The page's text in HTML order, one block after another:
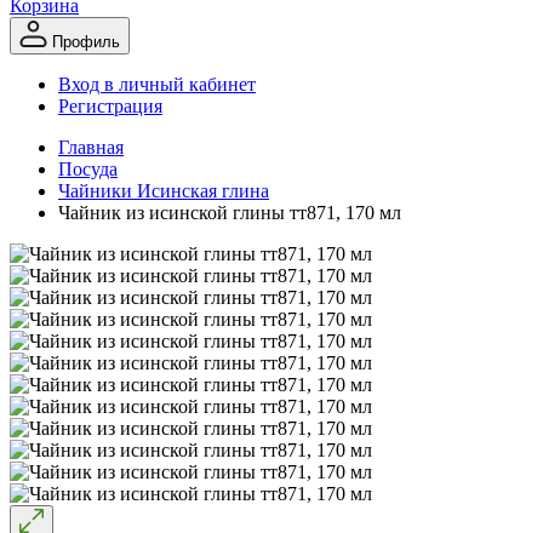
Корзина
Профиль
Вход в личный кабинет
Регистрация
Главная
Посуда
Чайники Исинская глина
Чайник из исинской глины тт871, 170 мл